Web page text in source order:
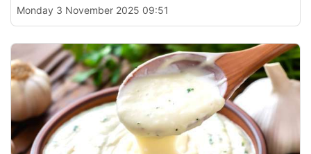
Monday 3 November 2025 09:51